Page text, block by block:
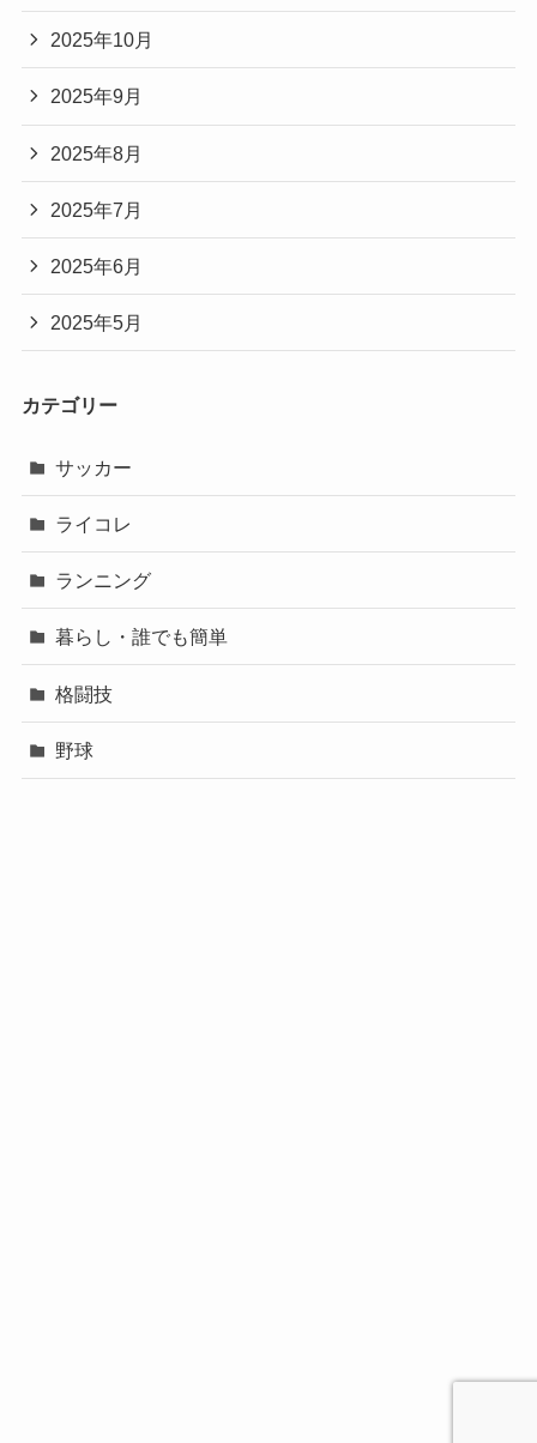
2025年10月
2025年9月
2025年8月
2025年7月
2025年6月
2025年5月
カテゴリー
サッカー
ライコレ
ランニング
暮らし・誰でも簡単
格闘技
野球